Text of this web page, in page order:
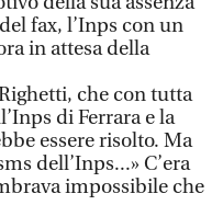
fax, l’Inps con un
in attesa della
che con tutta
di Ferrara e la
essere risolto. Ma
dell’Inps...» C’era
impossibile che